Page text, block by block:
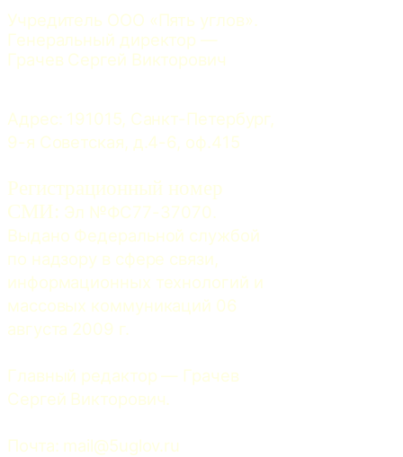
Учредитель ООО «Пять углов».
Генеральный директор —
Грачев Сергей Викторович
Адрес: 191015, Санкт-Петербург,
9-я Советская, д.4-6, оф.415
Регистрационный номер
СМИ: Эл №ФС77-37070.
Выдано Федеральной службой
по надзору в сфере связи,
информационных технологий и
массовых коммуникаций 06
августа 2009 г.
Главный редактор — Грачев
Сергей Викторович.
Почта: mail@5uglov.ru